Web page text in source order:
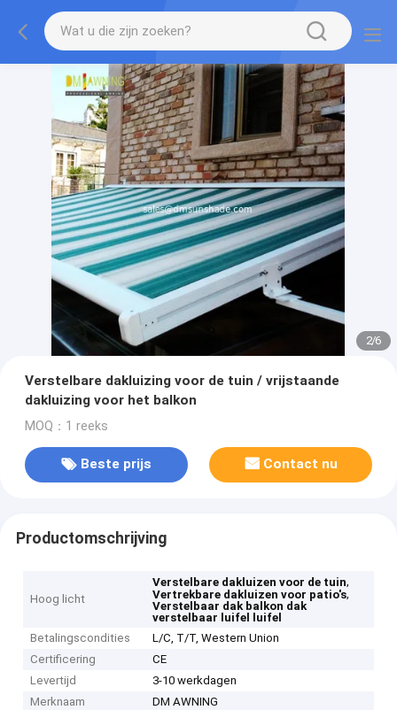
2/6
Verstelbare dakluizing voor de tuin / vrijstaande
dakluizing voor het balkon
MOQ：1 reeks
Beste prijs Contact nu
Productomschrijving
Hoog licht
Verstelbare dakluizen voor de tuin,
Vertrekbare dakluizen voor patio's,
Verstelbaar dak balkon dak
verstelbaar luifel luifel
Betalingscondities
L/C, T/T, Western Union
Certificering
CE
Levertijd
3-10 werkdagen
Merknaam
DM AWNING